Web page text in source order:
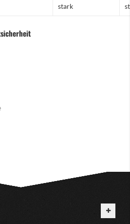
stark